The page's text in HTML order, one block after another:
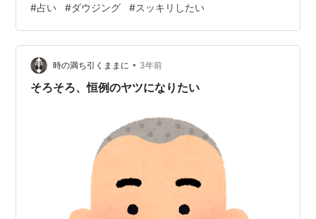
はいいけど今度はコレがだめだし、 プランCっていう選
択肢もいっそある気がするし…。 で、モヤモヤしちゃっ
てもう寝るしかないんだけど起きても解決してないし、
自分で占っても結局どれがいいのかわかんないし…。
で、信頼している占い師さんに頼りました。
#占い #ダウジング #スッキリしたい
時の満ち引くままに • 3年前
そろそろ、恒例のヤツになりたい